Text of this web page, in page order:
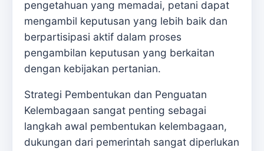
pengetahuan yang memadai, petani dapat
mengambil keputusan yang lebih baik dan
berpartisipasi aktif dalam proses
pengambilan keputusan yang berkaitan
dengan kebijakan pertanian.
Strategi Pembentukan dan Penguatan
Kelembagaan sangat penting sebagai
langkah awal pembentukan kelembagaan,
dukungan dari pemerintah sangat diperlukan